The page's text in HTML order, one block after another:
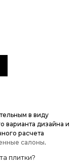
в виду
варианта дизайна и
расчета
салоны.
плитки?